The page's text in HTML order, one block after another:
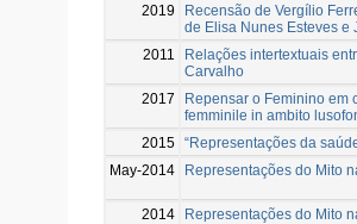
2019
Recensão de Vergílio
de Elisa Nunes Esteves e
2011
Relações intertextuais
Carvalho
2017
Repensar o Feminino em
femminile in ambito
2015 “Representações da
May-2014
Representações do Mito
2014 Representações do Mito